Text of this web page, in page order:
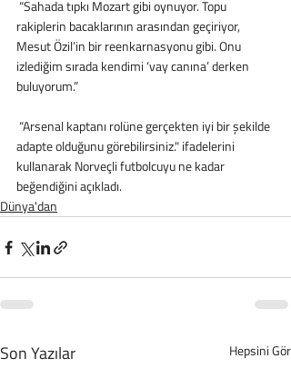
rakiplerin bacaklarının arasından geçiriyor,
Mesut Özil’in bir reenkarnasyonu gibi. Onu
izlediğim sırada kendimi ‘vay canına’ derken
buluyorum.”
adapte olduğunu görebilirsiniz." ifadelerini
kullanarak Norveçli futbolcuyu ne kadar
beğendiğini açıkladı.
Dünya'dan
Son Yazılar Hepsini Gör